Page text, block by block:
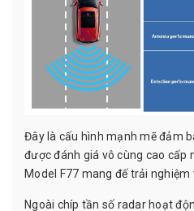
Đây là cấu hình mạnh mẽ đảm
được đánh giá vô cùng cao cấp
Model F77 mang đế trải nghiệm
Ngoài chíp tần số radar hoạt